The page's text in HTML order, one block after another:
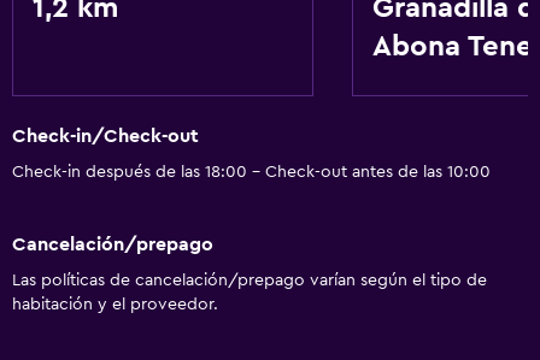
1,2 km
Granadilla
Abona
Check-in/Check-out
Check-in después de las 18:00 - Check-out antes de las 10:00
Cancelación/prepago
Las políticas de cancelación/prepago varían según el tipo de
habitación y el proveedor.